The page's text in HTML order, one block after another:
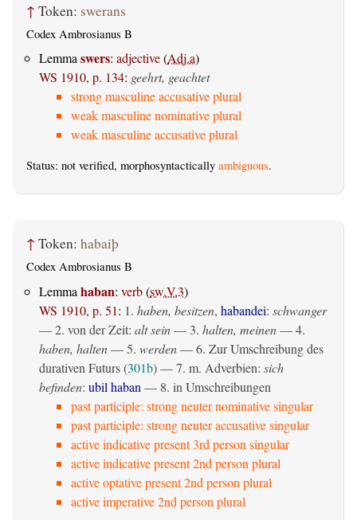
↑ Token: swerans
Codex Ambrosianus B
Lemmaswers: adjective(Adj.a)
WS 1910, p. 134: geehrt, geachtet
strong masculine accusative plural
weak masculine nominative plural
weak masculine accusative plural
Status: not verified, morphosyntactically ambiguous.
↑ Token: habaiþ
Codex Ambrosianus B
Lemma haban: verb(sw.V.3)
WS 1910, p. 51: 1. haben, besitzen, habandei: schwanger
— 2. von der Zeit: alt sein— 3. halten, meinen— 4.
haben, halten— 5. werden— 6. Zur Umschreibung des
durativen Futurs (301b) — 7. m. Adverbien: sich
befinden: ubil haban — 8. in Umschreibungen
past participle: strong neuter nominative singular
past participle: strong neuter accusative singular
active indicative present 3rd person singular
active indicative present 2nd person plural
active optative present 2nd person plural
active imperative 2nd person plural